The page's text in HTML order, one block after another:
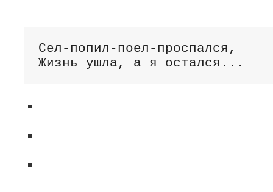
Сел-попил-поел-проспался,
Жизнь ушла, а я остался...